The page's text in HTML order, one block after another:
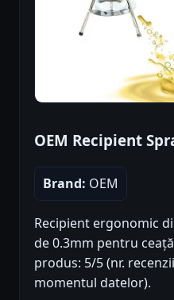
OEM Recipient
Brand: OEM
Recipient ergonomic
de 0.3mm pentru
produs: 5/5 (nr.
momentul datelor).